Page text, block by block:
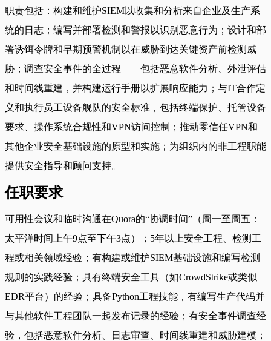
职责包括：构建和维护SIEM以收集和分析来自企业及生产系
统的日志；编写并部署检测和警报以识别恶意行为；设计和部
署诱饵令牌和早期预警机制以在威胁到达关键资产前检测威
胁；调查安全事件的全过程——包括恶意软件分析、外泄评估
和时间线重建，并构建运行手册以扩展响应能力；与IT合作定
义和执行员工设备舰队的安全标准，包括终端保护、托管设备
要求、操作系统合规性和VPN访问控制；推动零信任VPN和
其他企业安全基础设施的原型和实施；为组织内的非工程职能
提供安全指导和顾问支持。
任职要求
可用性会议和临时沟通在Quora的“协调时间”（周一至周五：
太平洋时间上午9点至下午3点）；5年以上安全工程、检测工
程或相关领域经验；有构建或维护SIEM基础设施和编写检测
规则的实践经验；具有终端安全工具（如CrowdStrike或类似
EDR平台）的经验；具备Python工程技能，有编写生产代码并
与其他软件工程团队一起发布记录的经验；有安全事件调查经
验，包括恶意软件分析、日志审查、时间线重建和威胁建模；